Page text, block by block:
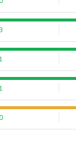
3
1
1
0